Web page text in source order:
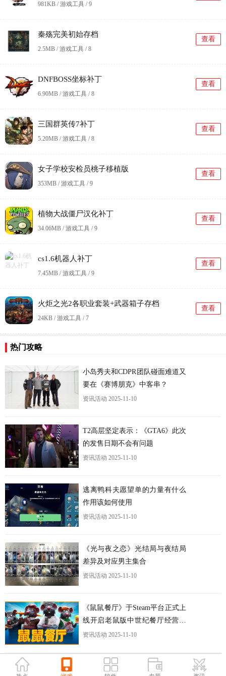
981KB / 游戏工具 /9
秦殇完美初始存档
2.5MB / 游戏工具 /8
查看
DNFBOSS坐标补丁
6.90MB / 游戏工具 /8
查看
三国群英传7补丁
5.20MB / 游戏工具 /8
查看
女子学校安检员桃子移植版
353MB / 游戏工具 /9
查看
植物大战僵尸汉化补丁
34.06MB / 游戏工具 /9
查看
cs1.6机器人补丁
7.45MB / 游戏工具 /9
查看
火炬之光2各职业套装+武器箱子存档
24KB / 游戏工具 /7
查看
热门攻略
小岛秀夫和CDPR团队碰面难道又
要在《赛博朋克》中客串？
资讯活动 2025-11-10
T2高层坚定表示：《GTA6》此次
的发售日期不会有问题
资讯活动 2025-11-10
逃离鸭科夫愿望单的力量有什么
作用该如何使用
资讯活动 2025-11-10
《光与夜之恋》光结局与夜结局
差异及对应男主集合
资讯活动 2025-11-10
《鼠鼠餐厅》于Steam平台正式上
线开启老鼠版中世纪餐厅经营之
旅
资讯活动 2025-11-10